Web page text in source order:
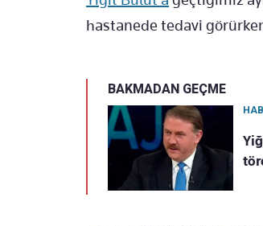
hastanede tedavi
BAKMADAN GEÇME